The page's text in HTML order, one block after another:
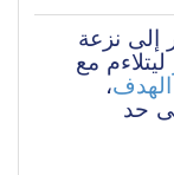
الهدف